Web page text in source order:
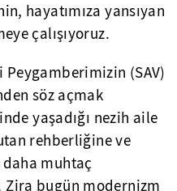
hayatımıza yansıyan
çalışıyoruz.
Peygamberimizin (SAV)
söz açmak
yaşadığı nezih aile
rehberliğine ve
muhtaç
bugün modernizm